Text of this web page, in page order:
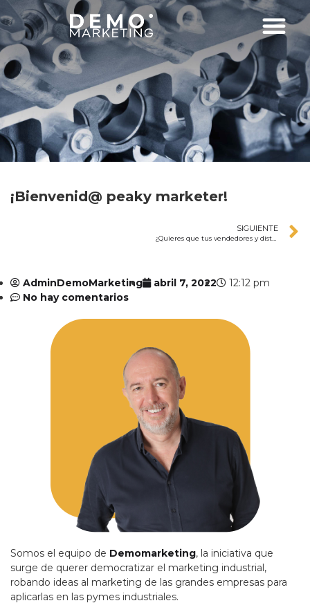
¡Bienvenid@ peaky marketer!
SIGUIENTE
¿Quieres que tus vendedores y distribuidores vendan más, pero no sabes como lograrlo?
AdminDemoMarketing abril 7, 2022
12:12 pm
No hay comentarios
Somos el equipo de Demomarketing, la iniciativa que
surge de querer democratizar el marketing industrial,
robando ideas al marketing de las grandes empresas para
aplicarlas en las pymes industriales.